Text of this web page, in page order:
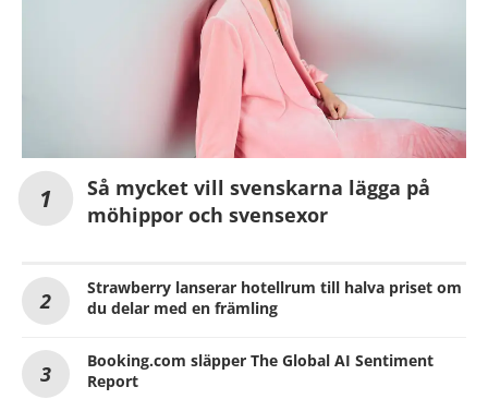
Så mycket vill svenskarna lägga på
möhippor och svensexor
Strawberry lanserar hotellrum till halva priset om
du delar med en främling
Booking.com släpper The Global AI Sentiment
Report